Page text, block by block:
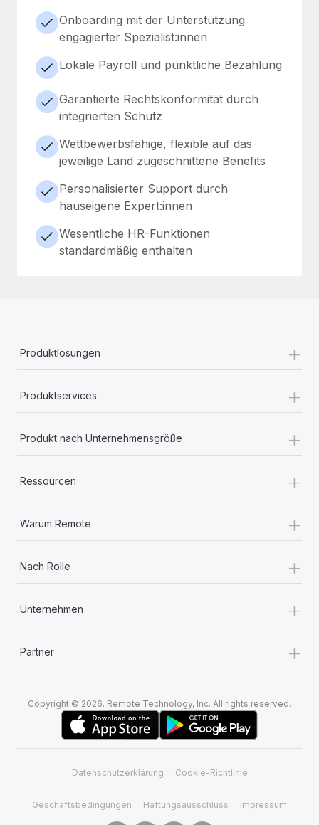
Onboarding mit der Unterstützung
engagierter Spezialist:innen
Lokale Payroll und pünktliche Bezahlung
Garantierte Rechtskonformität durch
integrierten Schutz
Wettbewerbsfähige, flexible auf das
jeweilige Land zugeschnittene Benefits
Personalisierter Support durch
hauseigene Expert:innen
Wesentliche HR-Funktionen
standardmäßig enthalten
Produktlösungen +
Produktservices +
Produkt nach Unternehmensgröße +
Ressourcen +
Warum Remote +
Nach Rolle +
Unternehmen +
Partner +
Copyright © 2026. Remote Technology, Inc. All rights reserved.
Datenschutzerklärung Cookie-Richtlinie
Geschäftsbedingungen Haftungsausschluss Impressum